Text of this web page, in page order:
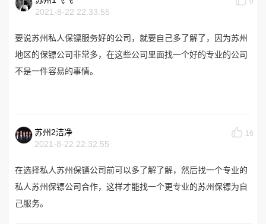
2021-8-22 22:33:55
要说苏州私人保镖服务好的公司，就要自己多了解了，因为苏州
地区的保镖公司非常多，在这些公司里面找一个好的专业的公司
不是一件容易的事情。
苏州2洁净
2021-8-22 22:32:55
16
在选择私人苏州保镖公司前可以多了解了解，然后找一个专业的
私人苏州保镖公司合作，这样才能找一个更专业的苏州保镖为自
己服务。